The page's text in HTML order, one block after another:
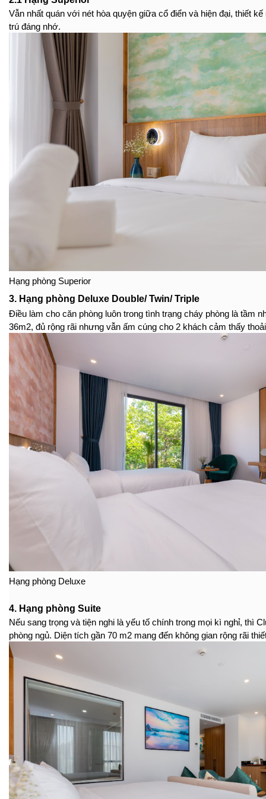
Vẫn nhất quán với nét hòa quyện giữa cổ điển và hiện đại, thiết
trú đáng nhớ.
Hạng phòng Superior
3. Hạng phòng Deluxe Double/ Twin/ Triple
Điều làm cho căn phòng luôn trong tình trạng cháy phòng là tầm
36m2, đủ rộng rãi nhưng vẫn ấm cúng cho 2 khách cảm thấy
Hạng phòng Deluxe
4. Hạng phòng Suite
Nếu sang trọng và tiện nghi là yếu tố chính trong mọi kì nghỉ, thì
phòng ngủ. Diện tích gần 70 m2 mang đến không gian rộng rãi